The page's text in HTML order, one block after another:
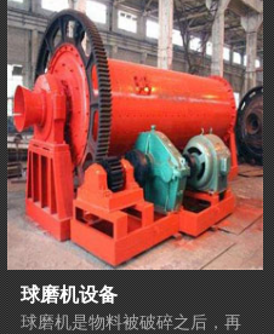
球磨机设备
球磨机是物料被破碎之后，再